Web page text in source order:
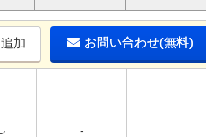
加 お問い合わせ(無料)
-